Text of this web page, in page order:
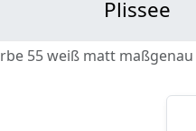
Plissee
55 weiß matt